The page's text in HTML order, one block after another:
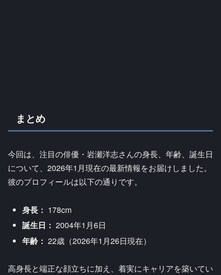
まとめ
今回は、注目の俳優・岩瀬洋志さんの身長、年齢、誕生日
について、2026年1月現在の最新情報をお届けしました。
彼のプロフィールは以下の通りです。
身長： 178cm
誕生日： 2004年1月6日
年齢： 22歳（2026年1月26日現在）
高身長と端正な顔立ちに加え、着実にキャリアを築いてい